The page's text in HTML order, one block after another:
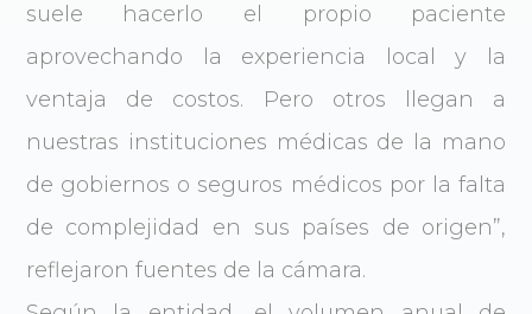
suele hacerlo el propio paciente
aprovechando la experiencia local y la
ventaja de costos. Pero otros llegan a
nuestras instituciones médicas de la mano
de gobiernos o seguros médicos por la falta
de complejidad en sus países de origen”,
reflejaron fuentes de la cámara.